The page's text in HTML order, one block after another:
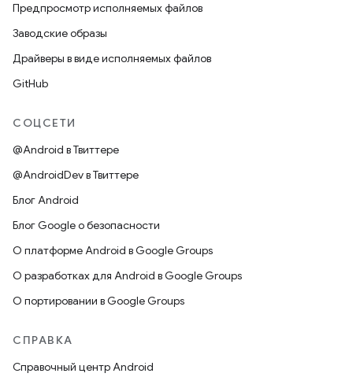
Предпросмотр исполняемых файлов
Заводские образы
Драйверы в виде исполняемых файлов
GitHub
СОЦСЕТИ
@Android в Твиттере
@AndroidDev в Твиттере
Блог Android
Блог Google о безопасности
О платформе Android в Google Groups
О разработках для Android в Google Groups
О портировании в Google Groups
СПРАВКА
Справочный центр Android